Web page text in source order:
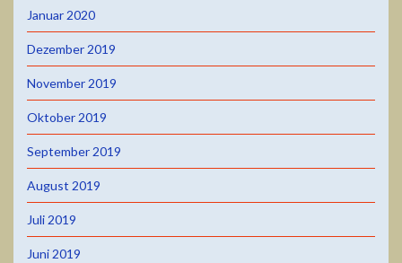
Januar 2020
Dezember 2019
November 2019
Oktober 2019
September 2019
August 2019
Juli 2019
Juni 2019